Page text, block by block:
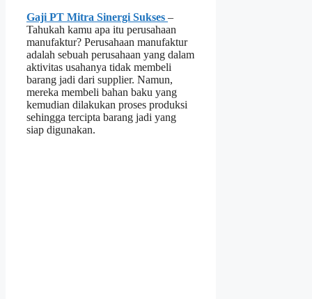
Gaji PT Mitra Sinergi Sukses –
Tahukah kamu apa itu perusahaan
manufaktur? Perusahaan manufaktur
adalah sebuah perusahaan yang dalam
aktivitas usahanya tidak membeli
barang jadi dari supplier. Namun,
mereka membeli bahan baku yang
kemudian dilakukan proses produksi
sehingga tercipta barang jadi yang
siap digunakan.